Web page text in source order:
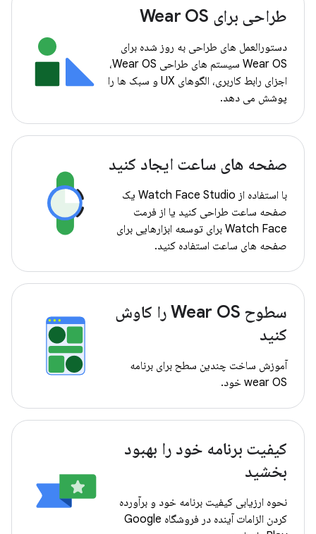
طراحی برای Wear OS
دستورالعمل های طراحی به روز شده برای
Wear OS سیستم های طراحی Wear OS،
اجزای رابط کاربری، الگوهای UX و سبک ها را
پوشش می دهد.
صفحه های ساعت ایجاد کنید
با استفاده از Watch Face Studio یک
صفحه ساعت طراحی کنید یا از فرمت
Watch Face برای توسعه ابزارهایی برای
صفحه های ساعت استفاده کنید.
سطوح Wear OS را کاوش
کنید
آموزش ساخت چندین سطح برای برنامه
wear OS خود.
کیفیت برنامه خود را بهبود
بخشید
نحوه ارزیابی کیفیت برنامه خود و برآورده
کردن الزامات آینده در فروشگاه Google